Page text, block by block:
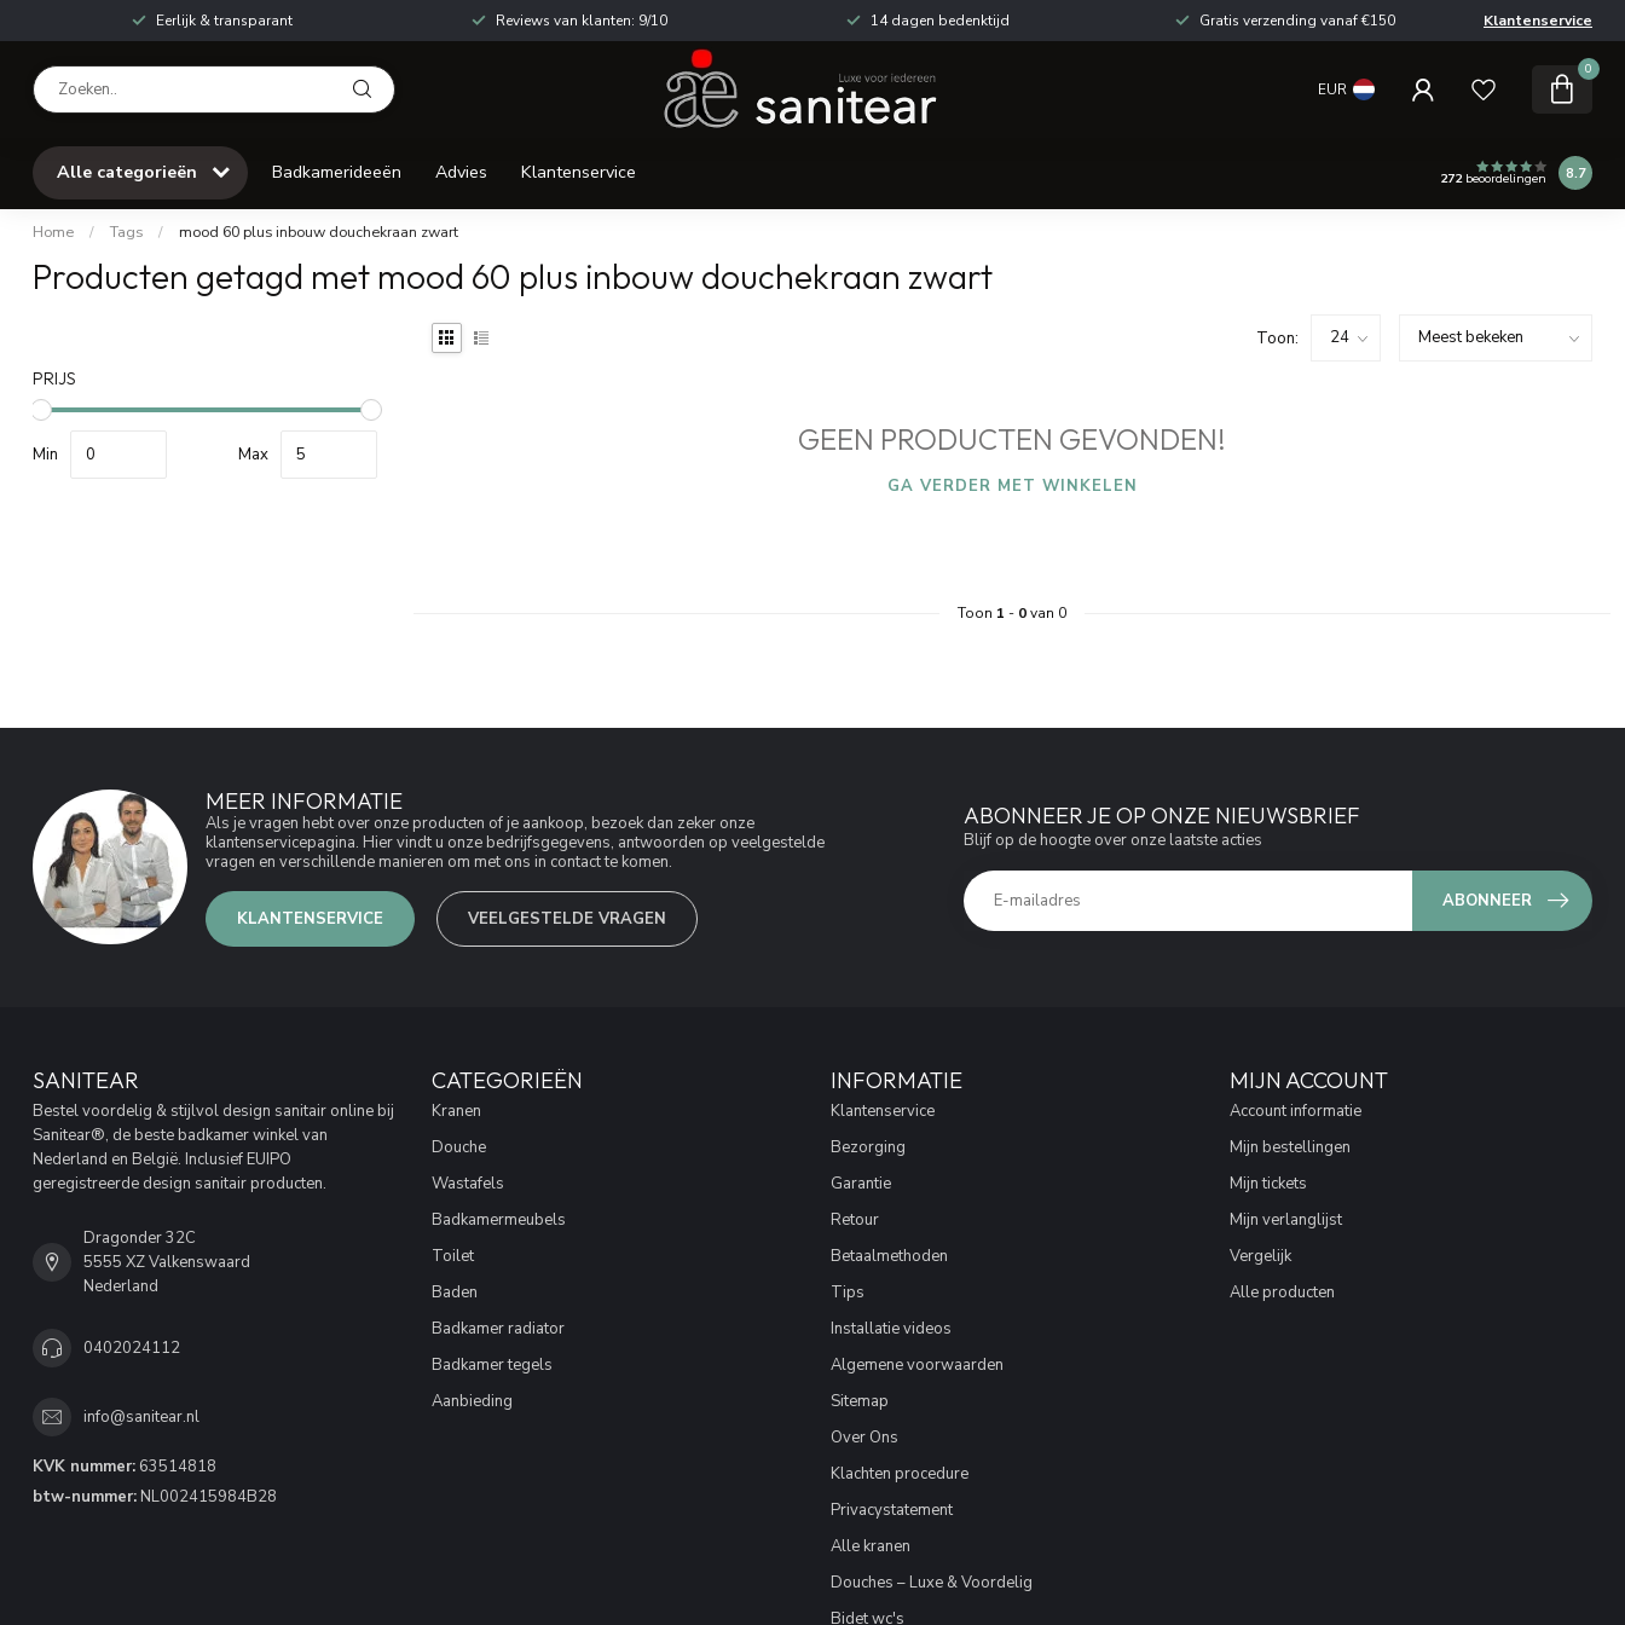
Eerlijk & transparant Reviews van klanten: 9/10 14 dagen bedenktijd Gratis verzending vanaf €150 Klantenservice
EUR
0
Alle categorieën Badkamerideeën Advies Klantenservice 272beoordelingen 8.7
Home / Tags / mood 60 plus inbouw douchekraan zwart
Producten getagd met mood 60 plus inbouw douchekraan zwart
PRIJS
Min Max
Toon:
GEEN PRODUCTEN GEVONDEN!
GA VERDER MET WINKELEN
Toon 1 - 0van 0
MEER INFORMATIE
Als je vragen hebt over onze producten of je aankoop, bezoek dan zeker onze
klantenservicepagina. Hier vindt u onze bedrijfsgegevens, antwoorden op veelgestelde
vragen en verschillende manieren om met ons in contact te komen.
KLANTENSERVICE VEELGESTELDE VRAGEN
ABONNEER JE OP ONZE NIEUWSBRIEF
Blijf op de hoogte over onze laatste acties
ABONNEER
SANITEAR
Bestel voordelig & stijlvol design sanitair online bij
Sanitear®, de beste badkamer winkel van
Nederland en België. Inclusief EUIPO
geregistreerde design sanitair producten.
Dragonder 32C
5555 XZ Valkenswaard
Nederland
0402024112
info@sanitear.nl
KVK nummer: 63514818
btw-nummer: NL002415984B28
CATEGORIEËN
Kranen
Douche
Wastafels
Badkamermeubels
Toilet
Baden
Badkamer radiator
Badkamer tegels
Aanbieding
INFORMATIE
Klantenservice
Bezorging
Garantie
Retour
Betaalmethoden
Tips
Installatie videos
Algemene voorwaarden
Sitemap
Over Ons
Klachten procedure
Privacystatement
Alle kranen
Douches – Luxe & Voordelig
Bidet wc's
MIJN ACCOUNT
Account informatie
Mijn bestellingen
Mijn tickets
Mijn verlanglijst
Vergelijk
Alle producten